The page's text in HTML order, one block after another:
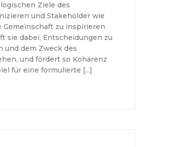
Ziele des
und Stakeholder wie
zu inspirieren
sie dabei, Entscheidungen zu
und dem Zweck des
und fördert so Kohärenz
für eine formulierte […]